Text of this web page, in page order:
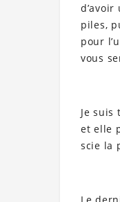
piles,
pour
vous
Je
et elle
scie la